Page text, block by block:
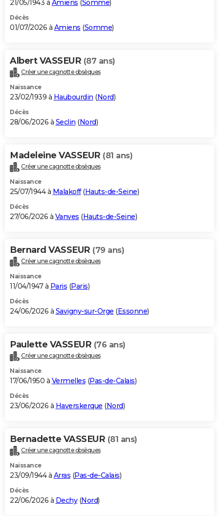
21/05/1943 à Amiens (Somme)
Décès
01/07/2026 à Amiens (Somme)
Albert VASSEUR (87 ans)
Créer une cagnotte obsèques
Naissance
23/02/1939 à Haubourdin (Nord)
Décès
28/06/2026 à Seclin (Nord)
Madeleine VASSEUR (81 ans)
Créer une cagnotte obsèques
Naissance
25/07/1944 à Malakoff(Hauts-de-Seine)
Décès
27/06/2026 à Vanves (Hauts-de-Seine)
Bernard VASSEUR (79 ans)
Créer une cagnotte obsèques
Naissance
11/04/1947 à Paris (Paris)
Décès
24/06/2026 à Savigny-sur-Orge (Essonne)
Paulette VASSEUR (76 ans)
Créer une cagnotte obsèques
Naissance
17/06/1950 à Vermelles (Pas-de-Calais)
Décès
23/06/2026 à Haverskerque (Nord)
Bernadette VASSEUR (81 ans)
Créer une cagnotte obsèques
Naissance
23/09/1944 à Arras (Pas-de-Calais)
Décès
22/06/2026 à Dechy(Nord)